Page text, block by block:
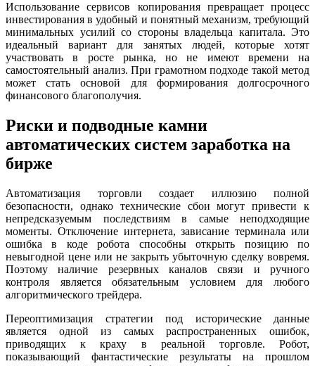
Использование сервисов копирования превращает процесс
инвестирования в удобный и понятный механизм, требующий
минимальных усилий со стороны владельца капитала. Это
идеальный вариант для занятых людей, которые хотят
участвовать в росте рынка, но не имеют времени на
самостоятельный анализ. При грамотном подходе такой метод
может стать основой для формирования долгосрочного
финансового благополучия.
Риски и подводные камни
автоматических систем заработка на
бирже
Автоматизация торговли создает иллюзию полной
безопасности, однако технические сбои могут привести к
непредсказуемым последствиям в самые неподходящие
моменты. Отключение интернета, зависание терминала или
ошибка в коде робота способны открыть позицию по
невыгодной цене или не закрыть убыточную сделку вовремя.
Поэтому наличие резервных каналов связи и ручного
контроля является обязательным условием для любого
алгоритмического трейдера.
Переоптимизация стратегии под исторические данные
является одной из самых распространенных ошибок,
приводящих к краху в реальной торговле. Робот,
показывающий фантастические результаты на прошлом